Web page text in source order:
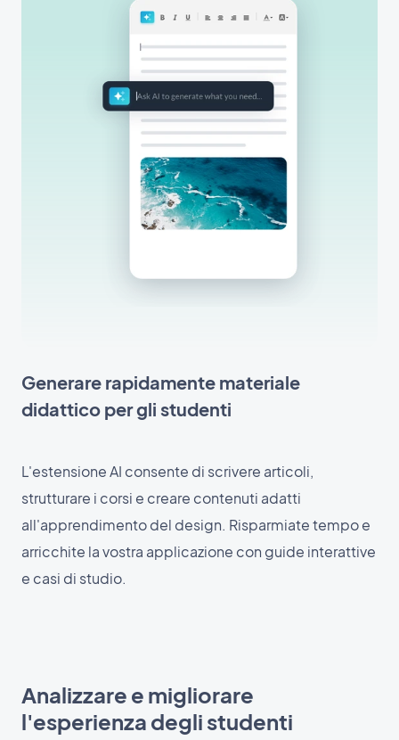
Generare rapidamente materiale
didattico per gli studenti
L'estensione AI consente di scrivere articoli,
strutturare i corsi e creare contenuti adatti
all'apprendimento del design. Risparmiate tempo e
arricchite la vostra applicazione con guide interattive
e casi di studio.
Analizzare e migliorare
l'esperienza degli studenti